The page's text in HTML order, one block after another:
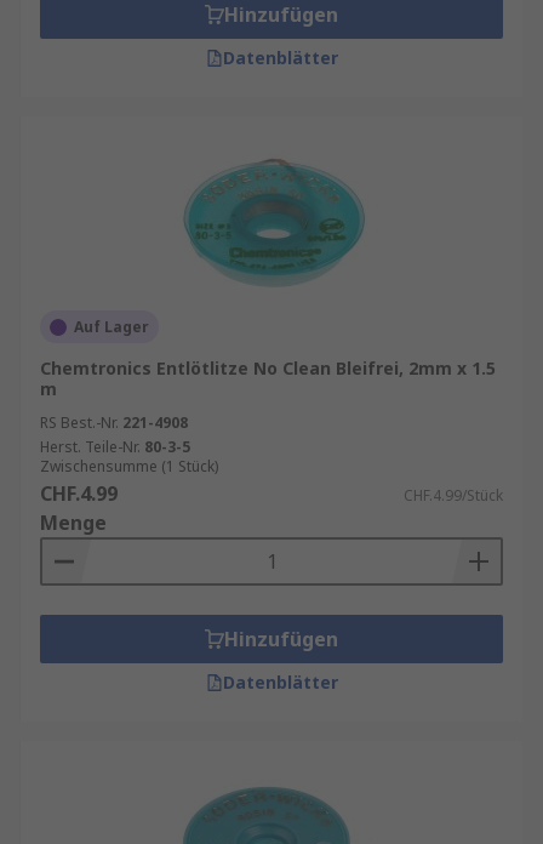
Hinzufügen
Datenblätter
Auf Lager
Chemtronics Entlötlitze No Clean Bleifrei, 2mm x 1.5
m
RS Best.-Nr. 221-4908
Herst. Teile-Nr. 80-3-5
Zwischensumme (1 Stück)
CHF.4.99 CHF.4.99/Stück
Menge
Hinzufügen
Datenblätter